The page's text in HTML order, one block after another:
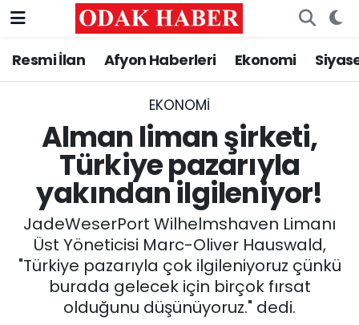
Resmi İlan Afyon Haberleri Ekonomi
EKONOMI
Alman liman şirketi,
Türkiye pazarıyla
yakından ilgileniyor!
JadeWeserPort Wilhelmshaven Limanı
Üst Yöneticisi Marc-Oliver Hauswald,
"Türkiye pazarıyla çok ilgileniyoruz çünkü
burada gelecek için birçok fırsat
olduğunu düşünüyoruz." dedi.
AFYONKARAHİSAR HABERLERİ
ASAYİŞ
GÜNCEL
SİYASET
EĞİTİM
MAGAZİN
Nöbetçi Eczaneler
Trafik Durumu
Süper Lig Puan Durumu ve Fikstür
Tüm Manşetler
Son Dakika Haberleri
Haber Arşivi